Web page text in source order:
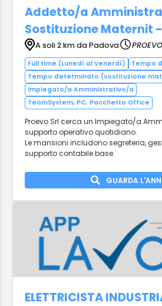
Addetto/a
Sostituzione Maternit -
A soli 2 km da Padova
Full time (Lunedì al Venerdì)
Tempo
Tempo determinato (sostituzione
Impiegato/a Amministrativo/a
TeamSystem, PC, Pacchetto Office
Proevo Srl cerca un Impiegato/a
supporto operativo quotidiano.
Le mansioni includono segreteria,
supporto contabile base.
GUARDA
ELETTRICISTA